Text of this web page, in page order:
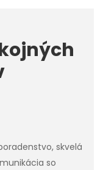
skvelá
so